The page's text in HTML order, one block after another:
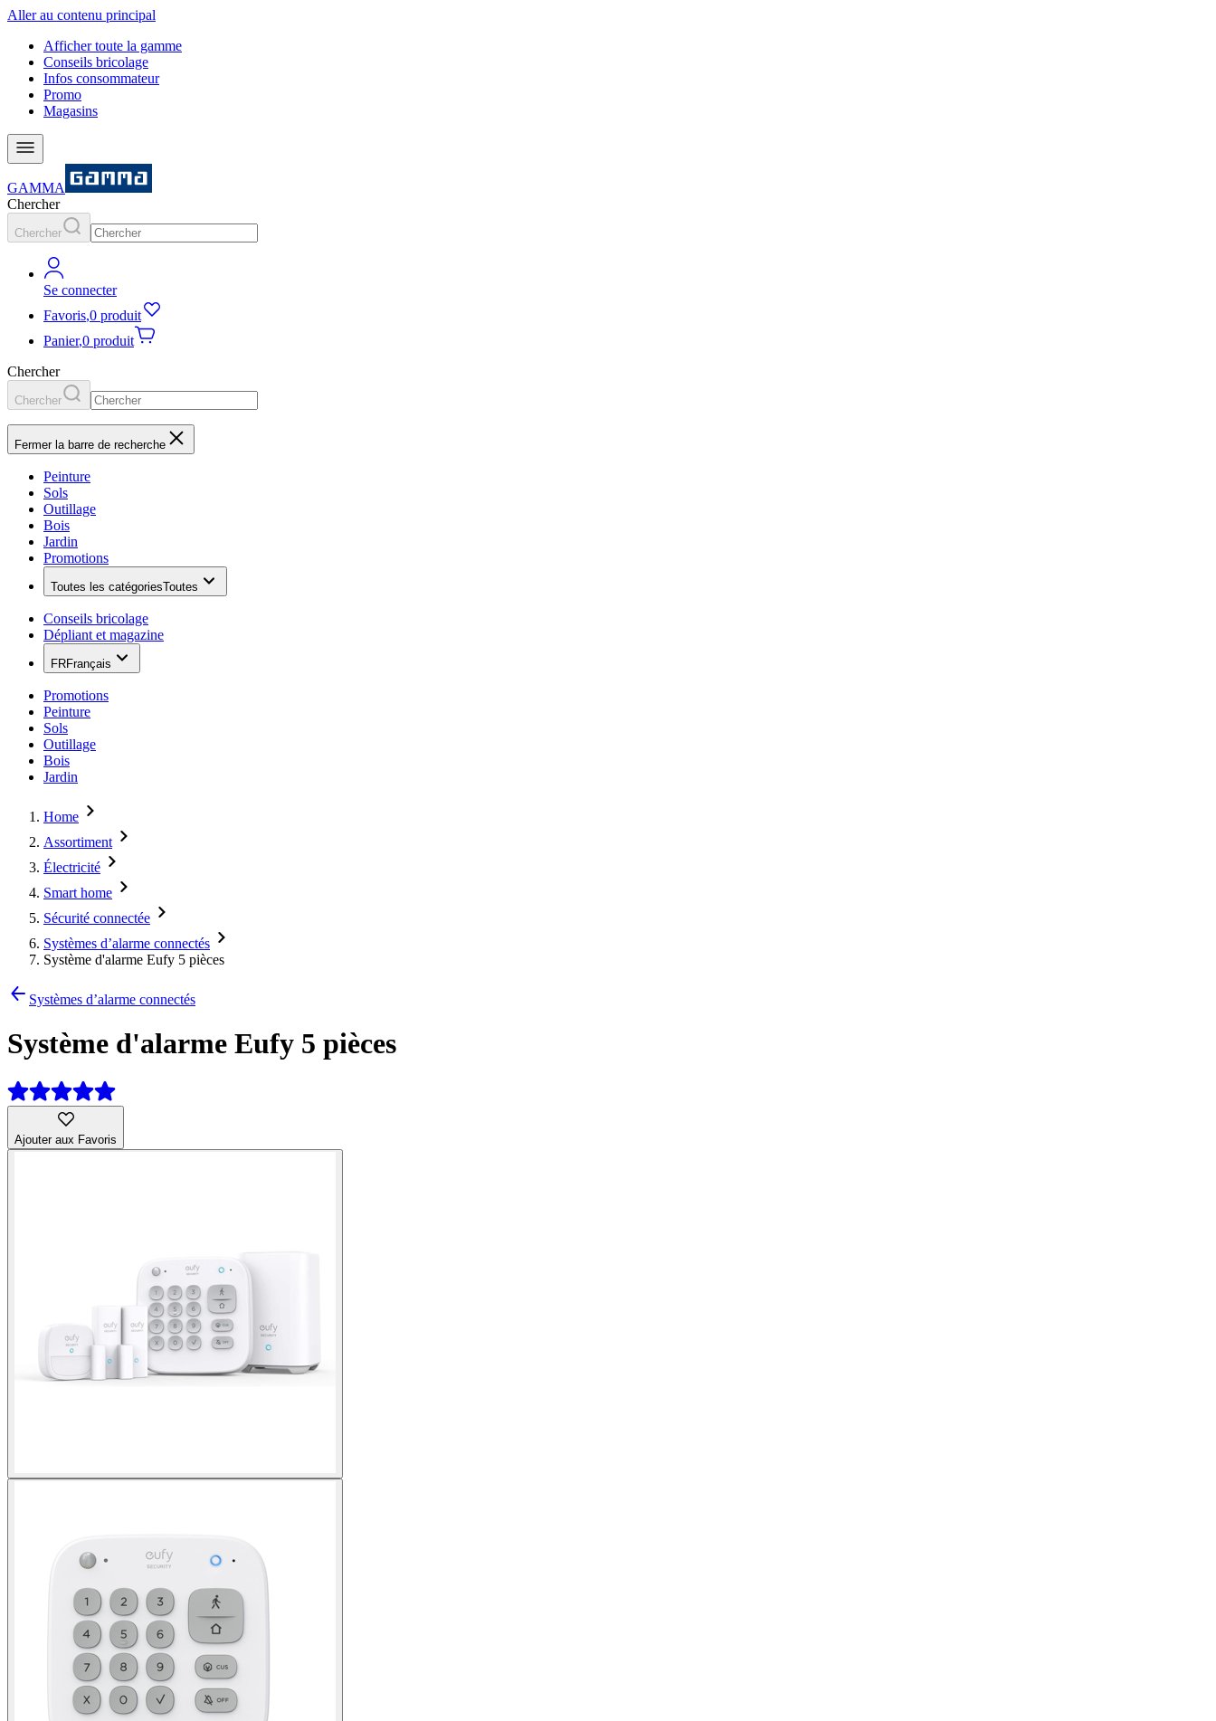
Aller au contenu principal
Afficher toute la gamme
Conseils bricolage
Infos consommateur
Promo
Magasins
GAMMA
Chercher
Chercher
Se connecter
Favoris,0 produit
Panier,0 produit
Chercher
Chercher
Fermer la barre de recherche
Peinture
Sols
Outillage
Bois
Jardin
Promotions
Toutes les catégoriesToutes
Conseils bricolage
Dépliant et magazine
FRFrançais
Promotions
Peinture
Sols
Outillage
Bois
Jardin
Home
Assortiment
Électricité
Smart home
Sécurité connectée
Systèmes d’alarme connectés
Système d'alarme Eufy 5 pièces
Systèmes d’alarme connectés
Système d'alarme Eufy 5 pièces
Ajouter aux Favoris